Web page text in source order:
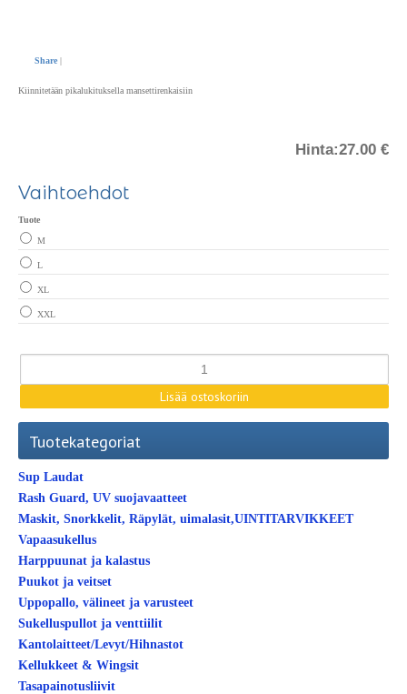
Share |
Kiinnitetään pikalukituksella mansettirenkaisiin
Hinta:27.00 €
Vaihtoehdot
Tuote
M
L
XL
XXL
Tuotekategoriat
Sup Laudat
Rash Guard, UV suojavaatteet
Maskit, Snorkkelit, Räpylät, uimalasit,UINTITARVIKKEET
Vapaasukellus
Harppuunat ja kalastus
Puukot ja veitset
Uppopallo, välineet ja varusteet
Sukelluspullot ja venttiilit
Kantolaitteet/Levyt/Hihnastot
Kellukkeet & Wingsit
Tasapainotusliivit